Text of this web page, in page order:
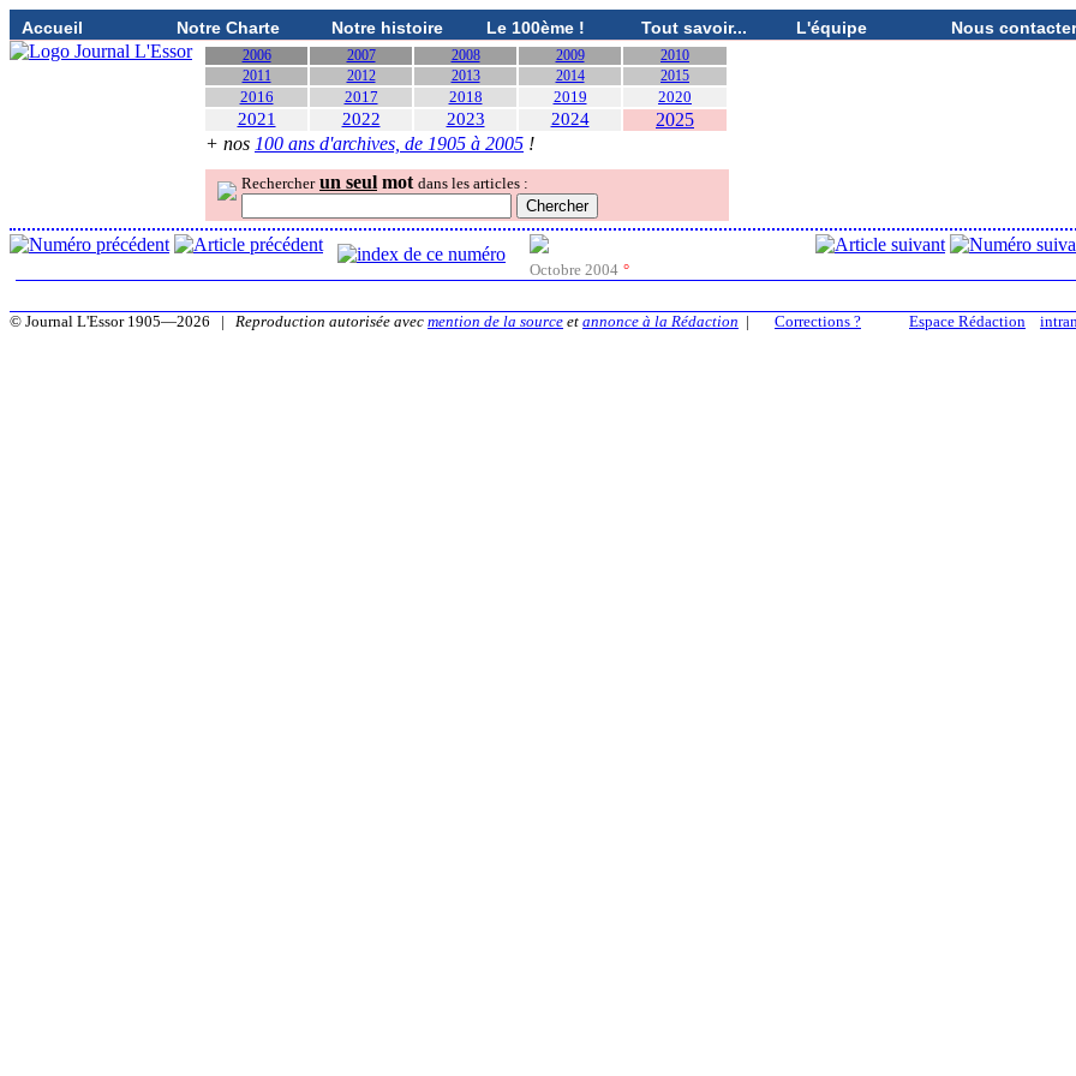
Accueil Notre Charte Notre histoire Le 100ème ! Tout savoir... L'équipe Nous contacter
2006 2007 2008 2009
2010
2011
2012 2013 2014 2015
2016 2017 2018 2019 2020
2021 2022 2023 2024
2025
+ nos 100 ans d'archives, de 1905 à 2005 !
Rechercher un seul mot dans les articles :
Octobre 2004 °
Espace Rédaction
© Journal L'Essor 1905—2026 | Reproduction autorisée avec mention de la source et annonce à la Rédaction | Corrections ?